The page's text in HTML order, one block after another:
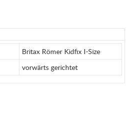
Britax Römer Kidfix I-Size
vorwärts gerichtet